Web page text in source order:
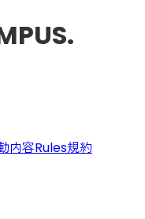
内容Rules規約